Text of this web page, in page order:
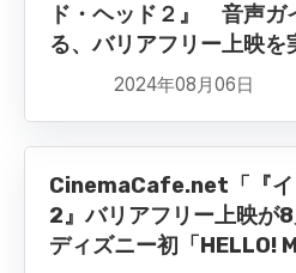
ド・ヘッド２』 音声ガ
る、バリアフリー上映を
2024年08月06日
CinemaCafe.net「『イ
2』バリアフリー上映が
ディズニー初「HELLO!